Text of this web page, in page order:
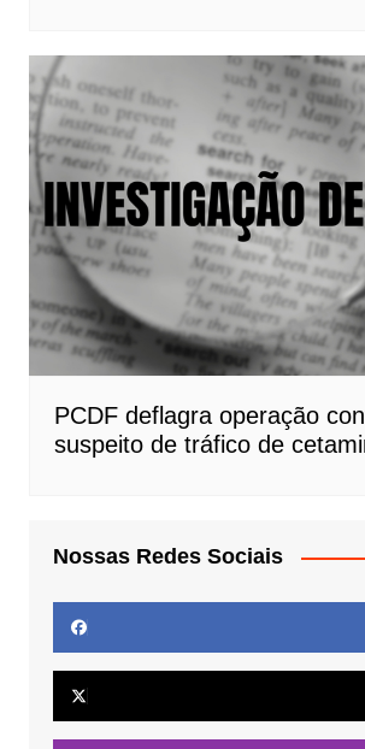
PCDF deflagra operação
suspeito de tráfico de
Nossas Redes Sociais